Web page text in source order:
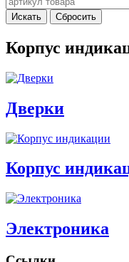
Корпус
Дверки
Корпус
Электроника